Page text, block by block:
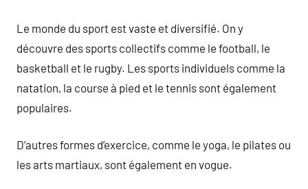
Le monde du sport est vaste et diversifié. On y
découvre des sports collectifs comme le football, le
basketball et le rugby. Les sports individuels comme la
natation, la course à pied et le tennis sont également
populaires.
D’autres formes d’exercice, comme le yoga, le pilates ou
les arts martiaux, sont également en vogue.